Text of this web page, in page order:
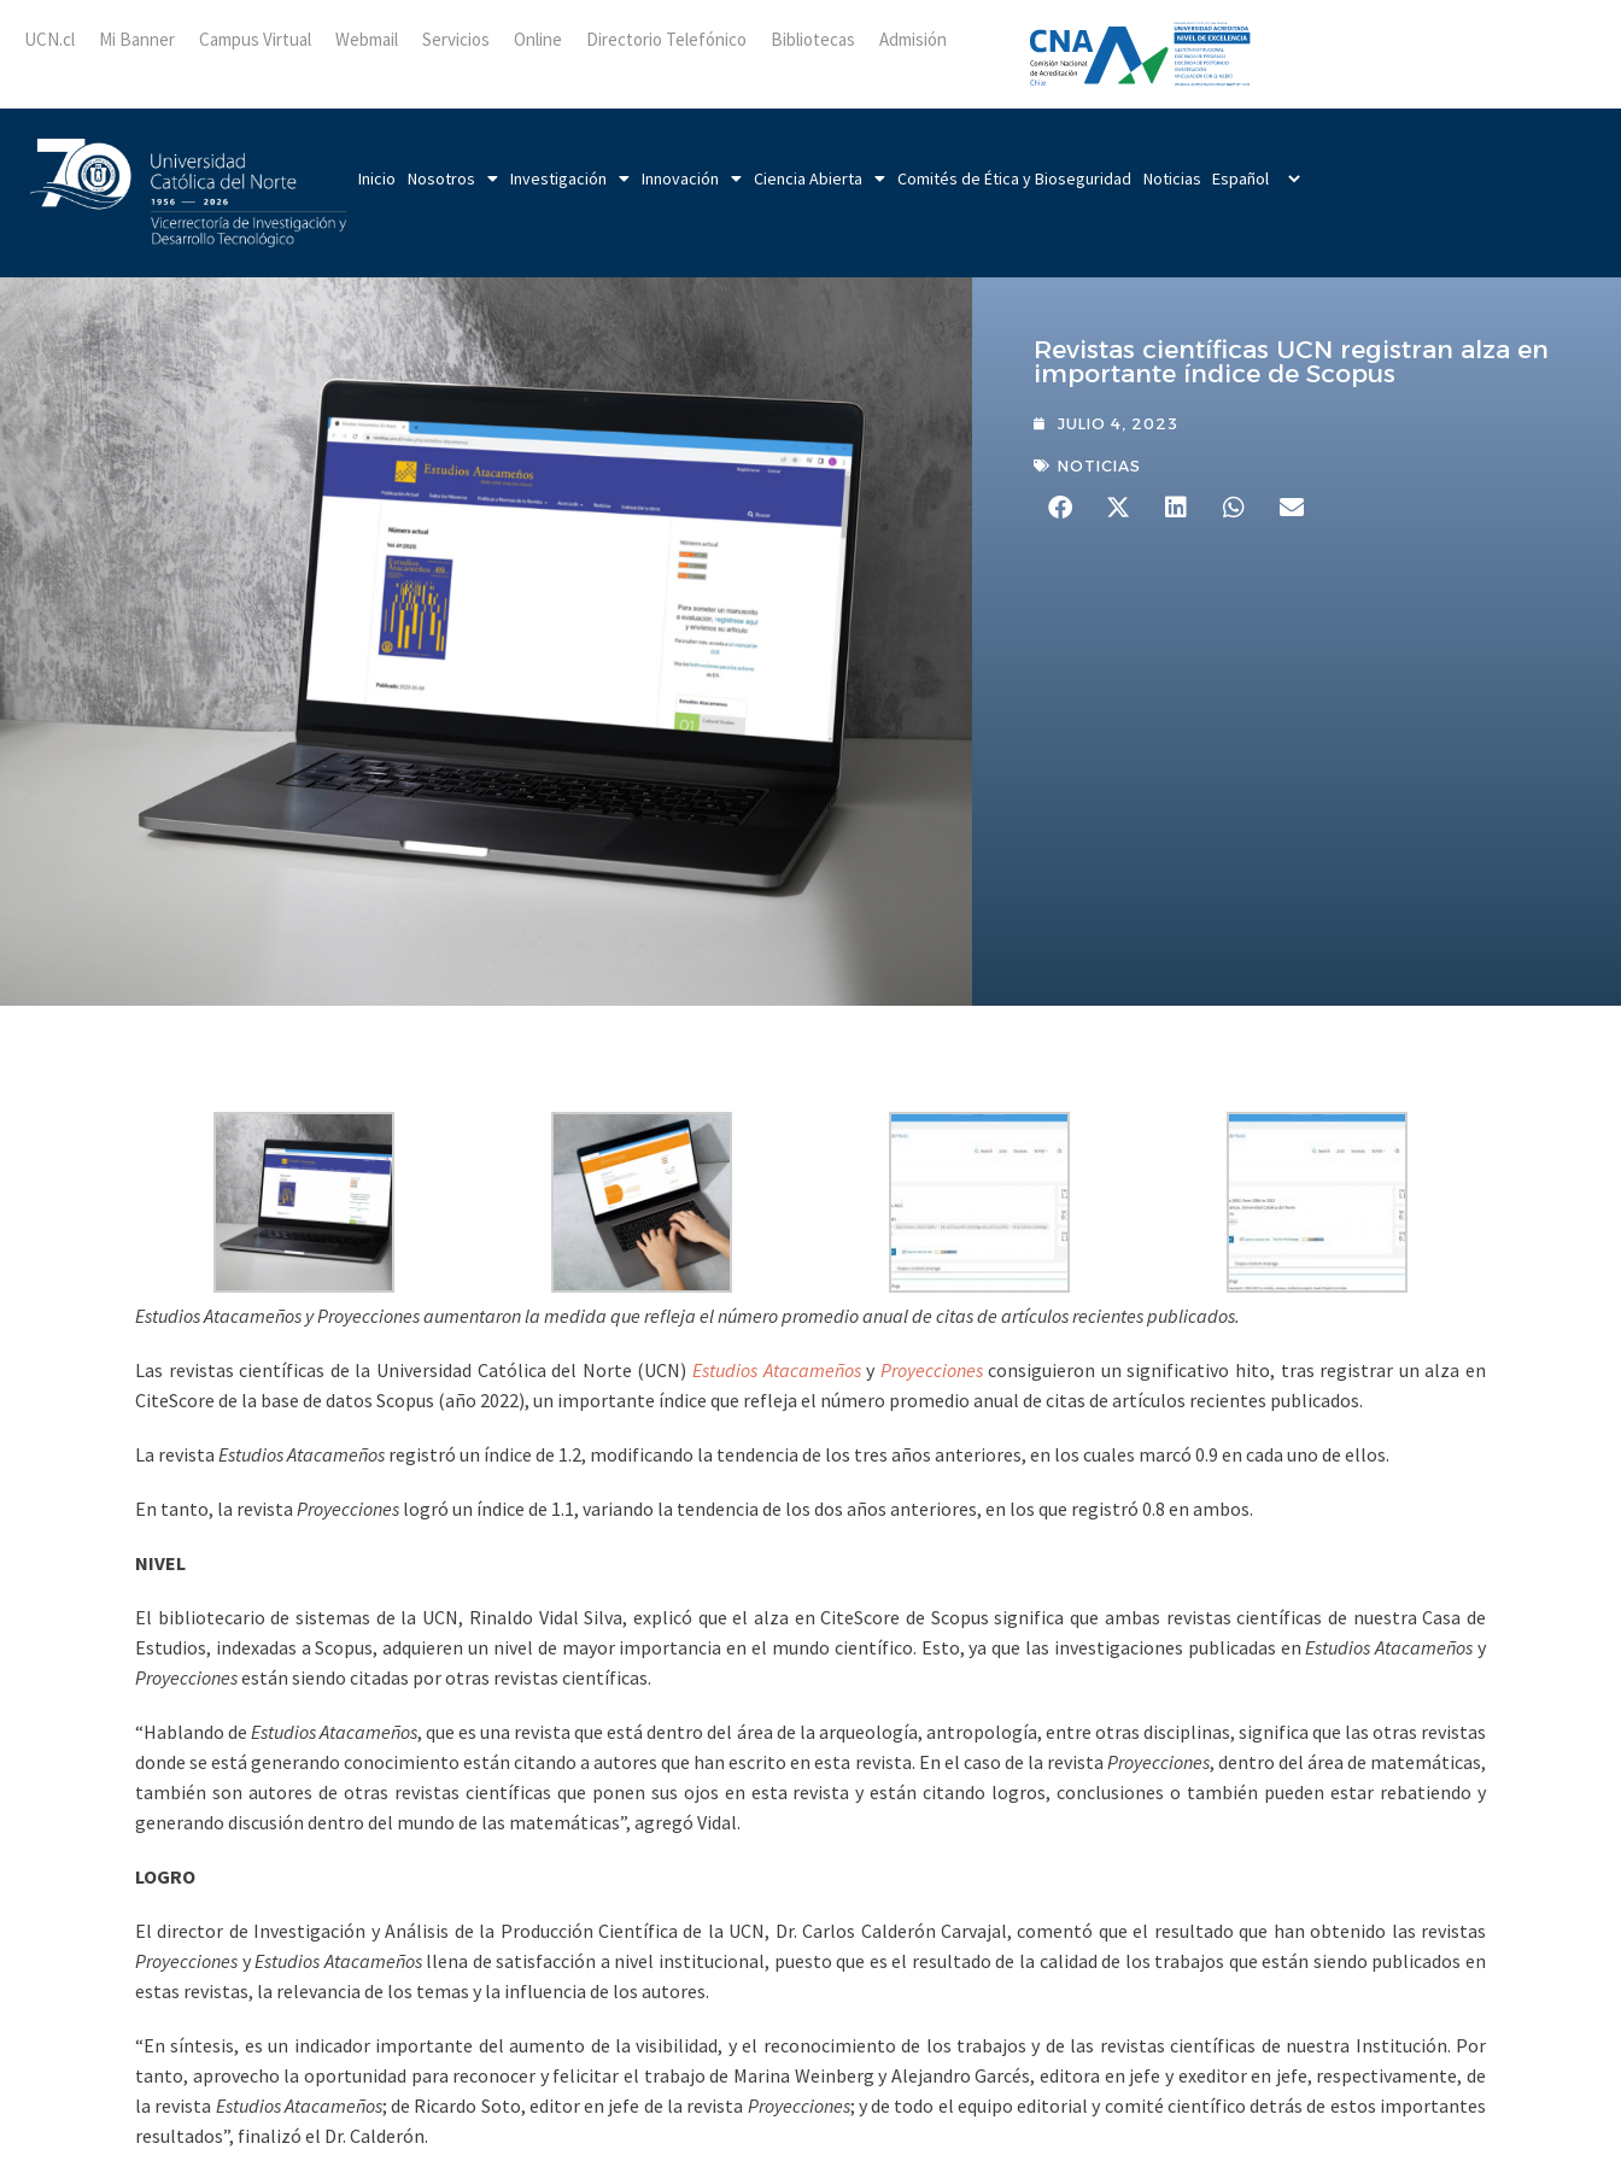
UCN.cl Mi Banner Campus Virtual Webmail Servicios Online Directorio Telefónico Bibliotecas Admisión
Inicio Nosotros Investigación Innovación Ciencia Abierta Comités de Ética y Bioseguridad Noticias
Revistas científicas UCN registran alza en
importante índice de Scopus
JULIO 4, 2023
NOTICIAS
Estudios Atacameños y Proyecciones aumentaron la medida que refleja el número promedio anual de citas de artículos recientes publicados.
Las revistas científicas de la Universidad Católica del Norte (UCN) Estudios Atacameñosy Proyeccionesconsiguieron un significativo hito, tras registrar un alza en
CiteScore de la base de datos Scopus (año 2022), un importante índice que refleja el número promedio anual de citas de artículos recientes publicados.
La revista Estudios Atacameños registró un índice de 1.2, modificando la tendencia de los tres años anteriores, en los cuales marcó 0.9 en cada uno de ellos.
En tanto, la revista Proyecciones logró un índice de 1.1, variando la tendencia de los dos años anteriores, en los que registró 0.8 en ambos.
NIVEL
El bibliotecario de sistemas de la UCN, Rinaldo Vidal Silva, explicó que el alza en CiteScore de Scopus significa que ambas revistas científicas de nuestra Casa de
Estudios, indexadas a Scopus, adquieren un nivel de mayor importancia en el mundo científico. Esto, ya que las investigaciones publicadas enEstudios Atacameños y
Proyeccionesestán siendo citadas por otras revistas científicas.
“Hablando deEstudios Atacameños, que es una revista que está dentro del área de la arqueología, antropología, entre otras disciplinas, significa que las otras revistas
donde se está generando conocimiento están citando a autores que han escrito en esta revista. En el caso de la revista Proyecciones, dentro del área de matemáticas,
también son autores de otras revistas científicas que ponen sus ojos en esta revista y están citando logros, conclusiones o también pueden estar rebatiendo y
generando discusión dentro del mundo de las matemáticas”, agregó Vidal.
LOGRO
El director de Investigación y Análisis de la Producción Científica de la UCN, Dr. Carlos Calderón Carvajal, comentó que el resultado que han obtenido las revistas
Proyecciones yEstudios Atacameñosllena de satisfacción a nivel institucional, puesto que es el resultado de la calidad de los trabajos que están siendo publicados en
estas revistas, la relevancia de los temas y la influencia de los autores.
“En síntesis, es un indicador importante del aumento de la visibilidad, y el reconocimiento de los trabajos y de las revistas científicas de nuestra Institución. Por
tanto, aprovecho la oportunidad para reconocer y felicitar el trabajo de Marina Weinberg y Alejandro Garcés, editora en jefe y exeditor en jefe, respectivamente, de
la revista Estudios Atacameños; de Ricardo Soto, editor en jefe de la revista Proyecciones; y de todo el equipo editorial y comité científico detrás de estos importantes
resultados”, finalizó el Dr. Calderón.